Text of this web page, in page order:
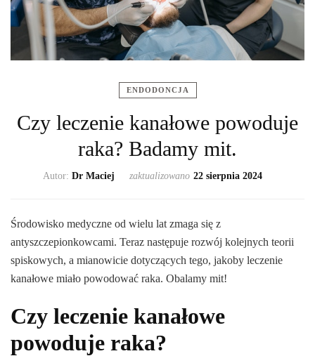
ENDODONCJA
Czy leczenie kanałowe powoduje
raka? Badamy mit.
Autor: Dr Maciej zaktualizowano 22 sierpnia 2024
Środowisko medyczne od wielu lat zmaga się z
antyszczepionkowcami. Teraz następuje rozwój kolejnych teorii
spiskowych, a mianowicie dotyczących tego, jakoby leczenie
kanałowe miało powodować raka. Obalamy mit!
Czy leczenie kanałowe
powoduje raka?